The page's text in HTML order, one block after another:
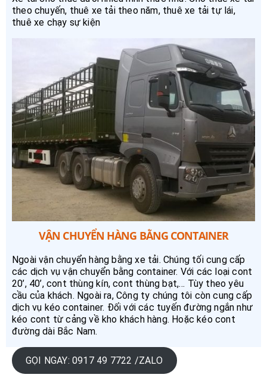
theo chuyến, thuê xe tải theo năm, thuê xe tải tự lái,
thuê xe chạy sự kiện
VẬN CHUYỂN HÀNG BẰNG CONTAINER
Ngoài vận chuyển hàng bằng xe tải. Chúng tối cung cấp
các dịch vụ vận chuyển bằng container. Với các loại cont
20’, 40’, cont thùng kín, cont thùng bạt,… Tùy theo yêu
cầu của khách. Ngoài ra, Công ty chúng tôi còn cung cấp
dịch vụ kéo container. Đối với các tuyến đường ngắn như
kéo cont từ cảng về kho khách hàng. Hoặc kéo cont
đường dài Bắc Nam.
GỌI NGAY: 0917 49 7722 /ZALO